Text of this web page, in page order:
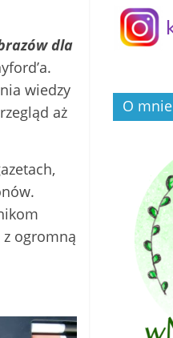
dla
wiedzy
aż
ogromną
O mnie